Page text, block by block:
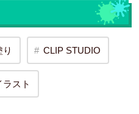
り CLIP STUDIO
スト